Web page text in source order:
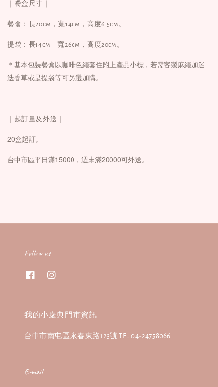
｜餐盒尺寸｜
餐盒：長20cm，寬14cm，高度6.5cm。
提袋： 長14cm，寬26cm，高度20cm 。
＊基本包裝餐盒以咖啡色繩套住附上產品小標，若需客製麻繩加迷
迭香草或是提袋等可另選加購。
｜起訂量及外送｜
20盒起訂。
台中市區平日滿15000，週末滿20000可外送。
Follow us
我的小慶典門市資訊
台中市南屯區永春東路123號 TEL:04-24758066
E-mail